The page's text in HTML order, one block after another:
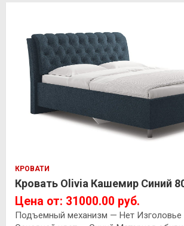
КРОВАТИ
Кровать Olivia Кашемир Синий
Цена от: 31000.00 руб.
Подъемный механизм — Нет